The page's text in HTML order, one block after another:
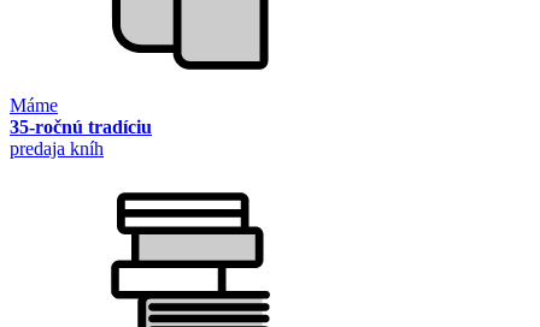
Máme
35-ročnú tradíciu
predaja kníh